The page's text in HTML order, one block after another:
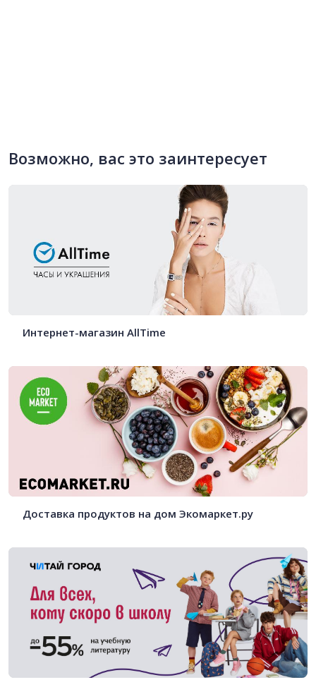
Возможно, вас это заинтересует
Интернет-магазин AllTime
Доставка продуктов на дом Экомаркет.ру